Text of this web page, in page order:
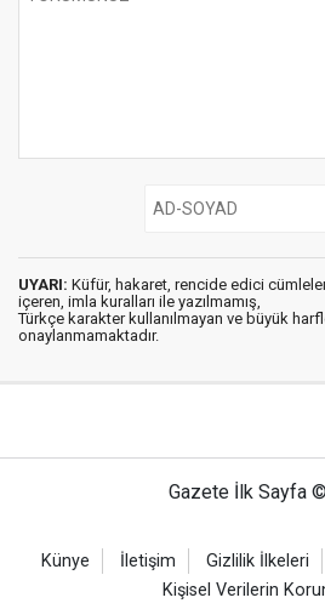
UYARI: Küfür, hakaret, rencide edici
içeren, imla kuralları ile yazılmamış,
Türkçe karakter kullanılmayan ve büyük
onaylanmamaktadır.
Gazete İlk Sayfa
Künye İletişim Gizlilik İlkeleri
Kişisel Verilerin